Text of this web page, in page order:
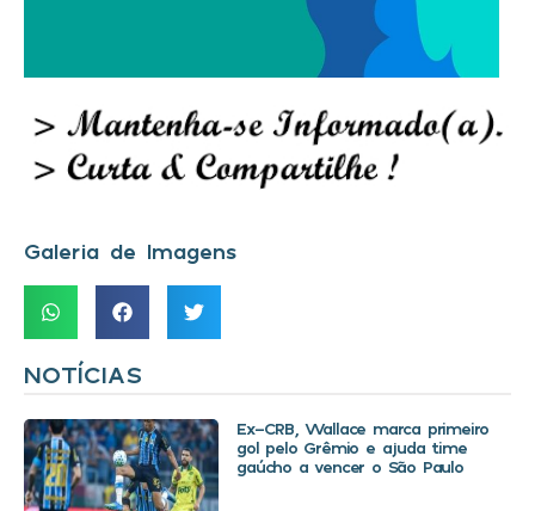
Galeria de Imagens
NOTÍCIAS
Ex-CRB, Wallace marca primeiro
gol pelo Grêmio e ajuda time
gaúcho a vencer o São Paulo